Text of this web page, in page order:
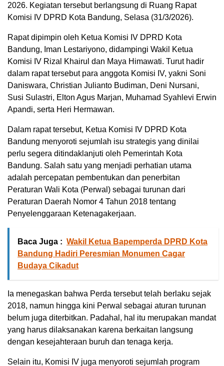
2026. Kegiatan tersebut berlangsung di Ruang Rapat
Komisi IV DPRD Kota Bandung, Selasa (31/3/2026).
Rapat dipimpin oleh Ketua Komisi IV DPRD Kota
Bandung, Iman Lestariyono, didampingi Wakil Ketua
Komisi IV Rizal Khairul dan Maya Himawati. Turut hadir
dalam rapat tersebut para anggota Komisi IV, yakni Soni
Daniswara, Christian Julianto Budiman, Deni Nursani,
Susi Sulastri, Elton Agus Marjan, Muhamad Syahlevi Erwin
Apandi, serta Heri Hermawan.
Dalam rapat tersebut, Ketua Komisi IV DPRD Kota
Bandung menyoroti sejumlah isu strategis yang dinilai
perlu segera ditindaklanjuti oleh Pemerintah Kota
Bandung. Salah satu yang menjadi perhatian utama
adalah percepatan pembentukan dan penerbitan
Peraturan Wali Kota (Perwal) sebagai turunan dari
Peraturan Daerah Nomor 4 Tahun 2018 tentang
Penyelenggaraan Ketenagakerjaan.
Baca Juga : Wakil Ketua Bapemperda DPRD Kota
Bandung Hadiri Peresmian Monumen Cagar
Budaya Cikadut
Ia menegaskan bahwa Perda tersebut telah berlaku sejak
2018, namun hingga kini Perwal sebagai aturan turunan
belum juga diterbitkan. Padahal, hal itu merupakan mandat
yang harus dilaksanakan karena berkaitan langsung
dengan kesejahteraan buruh dan tenaga kerja.
Selain itu, Komisi IV juga menyoroti sejumlah program